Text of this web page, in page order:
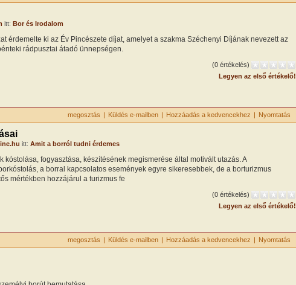
itt: Bor és Irodalom
érdemelte ki az Év Pincészete díjat, amelyet a szakma Széchenyi Díjának nevezett az
rádpusztai átadó ünnepségen.
(0 értékelés)
Legyen az első értékelő!
megosztás | Küldés e-mailben | Hozzáadás a kedvencekhez | Nyomtatás
itt: Amit a borról tudni érdemes
kóstolása, fogyasztása, készítésének megismerése által motivált utazás. A
a borral kapcsolatos események egyre sikeresebbek, de a borturizmus
mértékben hozzájárul a turizmus fe
(0 értékelés)
Legyen az első értékelő!
megosztás | Küldés e-mailben | Hozzáadás a kedvencekhez | Nyomtatás